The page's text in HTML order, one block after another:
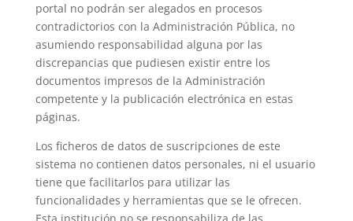
portal no podrán ser alegados en procesos
contradictorios con la Administración Pública, no
asumiendo responsabilidad alguna por las
discrepancias que pudiesen existir entre los
documentos impresos de la Administración
competente y la publicación electrónica en estas
páginas.
Los ficheros de datos de suscripciones de este
sistema no contienen datos personales, ni el usuario
tiene que facilitarlos para utilizar las
funcionalidades y herramientas que se le ofrecen.